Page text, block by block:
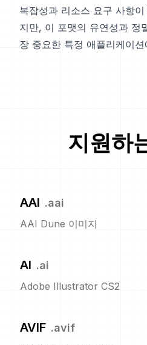
복잡성과 리소스 요구 사항
지만, 이 포맷의 유연성과 정
장 중요한 특정 애플리케이션
지원하
AAI .aai
AAI Dune 이미지
AI .ai
Adobe Illustrator CS2
AVIF .avif